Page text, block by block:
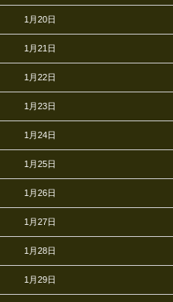
1月20日
1月21日
1月22日
1月23日
1月24日
1月25日
1月26日
1月27日
1月28日
1月29日